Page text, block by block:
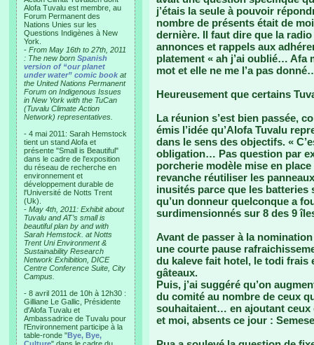
Alofa Tuvalu est membre, au
Forum Permanent des
Nations Unies sur les
Questions Indigènes à New
York.
- From May 16th to 27th, 2011
: The new born Spanish
version of “our planet
under water” comic book at
the United Nations Permanent
Forum on Indigenous Issues
in New York with the TuCan
(Tuvalu Climate Action
Network) representatives.
- 4 mai 2011: Sarah Hemstock
tient un stand Alofa et
présente "Small is Beautiful"
dans le cadre de l'exposition
du réseau de recherche en
environnement et
développement durable de
l'Université de Notts Trent
(Uk).
- May 4th, 2011: Exhibit about
Tuvalu and AT’s small is
beautiful plan by and with
Sarah Hemstock. at Notts
Trent Uni Environment &
Sustainability Research
Network Exhibition, DICE
Centre Conference Suite, City
Campus.
- 8 avril 2011 de 10h à 12h30 :
Gilliane Le Gallic, Présidente
d'Alofa Tuvalu et
Ambassadrice de Tuvalu pour
l'Environnement participe à la
table-ronde "Bye, Bye,
j’étais la seule à pouvoir
nombre de présents était de
dernière. Il faut dire que la
annonces et rappels aux
platement « ah j’ai oublié… Afa
mot et elle ne me l’a pas
Heureusement que certains
La réunion s’est bien passée,
émis l’idée qu’Alofa Tuvalu
dans le sens des objectifs. «
obligation… Pas question par
porcherie modèle mise en
revanche réutiliser les
inusités parce que les batteries
qu’un donneur quelconque a
surdimensionnés sur 8 des 9
Avant de passer à la
une courte pause
du kaleve fait hotel, le todi frais
gâteaux.
Puis, j’ai suggéré qu’on
du comité au nombre de ceux
souhaitaient… en ajoutant ceux
et moi, absents ce jour :